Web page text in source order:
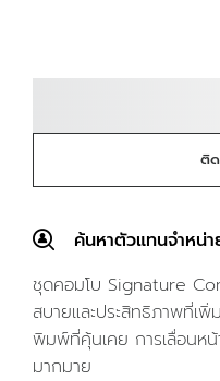
ติ
ค้นหาตัวแทนจำหน่า
ชุดคอมโบ Signature
สบายและประสิทธิภาพที่เ
พิมพ์ที่คุ้นเคย การเลื่อนห
มากมาย